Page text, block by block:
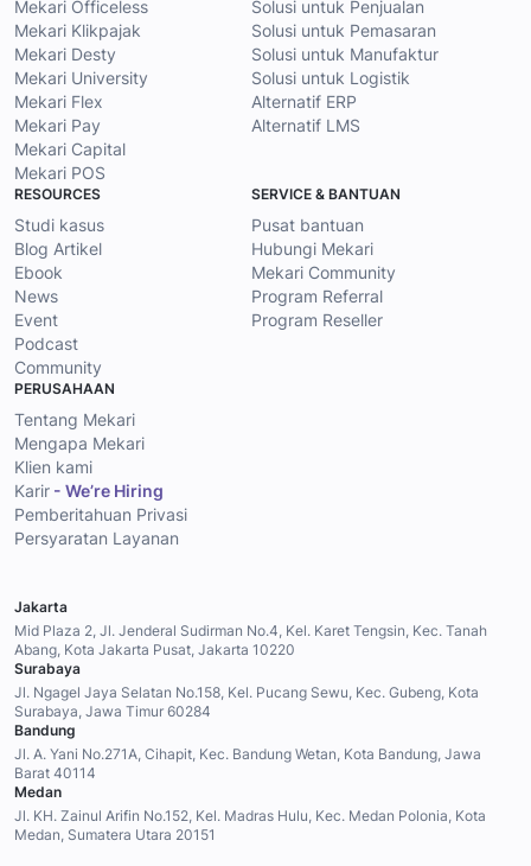
Mekari Officeless
Mekari Klikpajak
Mekari Desty
Mekari University
Mekari Flex
Mekari Pay
Mekari Capital
Mekari POS
Solusi untuk Penjualan
Solusi untuk Pemasaran
Solusi untuk Manufaktur
Solusi untuk Logistik
Alternatif ERP
Alternatif LMS
RESOURCES
Studi kasus
Blog Artikel
Ebook
News
Event
Podcast
Community
SERVICE & BANTUAN
Pusat bantuan
Hubungi Mekari
Mekari Community
Program Referral
Program Reseller
PERUSAHAAN
Tentang Mekari
Mengapa Mekari
Klien kami
Karir - We’re Hiring
Pemberitahuan Privasi
Persyaratan Layanan
Jakarta
Mid Plaza 2, Jl. Jenderal Sudirman No.4, Kel. Karet Tengsin, Kec. Tanah
Abang, Kota Jakarta Pusat, Jakarta 10220
Surabaya
Jl. Ngagel Jaya Selatan No.158, Kel. Pucang Sewu, Kec. Gubeng, Kota
Surabaya, Jawa Timur 60284
Bandung
Jl. A. Yani No.271A, Cihapit, Kec. Bandung Wetan, Kota Bandung, Jawa
Barat 40114
Medan
Jl. KH. Zainul Arifin No.152, Kel. Madras Hulu, Kec. Medan Polonia, Kota
Medan, Sumatera Utara 20151